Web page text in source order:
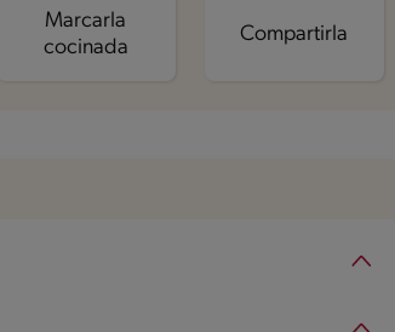
Marcarla
cocinada
Compartirla